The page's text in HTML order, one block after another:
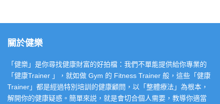
關於健樂
「健樂」是你尋找健康財富的好拍檔：我們不單能提供給你專業的
「健康Trainer 」，就如做 Gym 的 Fitness Trainer 般，這些「健康
Trainer」都是經過特別培訓的健康顧問，以「整體療法」為根本，
解開你的健康疑惑。簡單來説，就是會切合個人需要，教導你適當